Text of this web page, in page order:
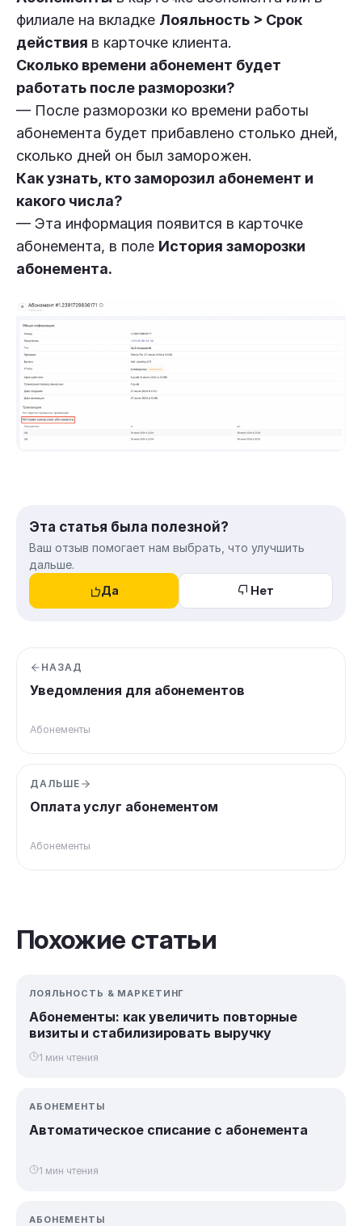
филиале на вкладке Лояльность > Срок
действия в карточке клиента.
Сколько времени абонемент будет
работать после разморозки?
— После разморозки ко времени работы
абонемента будет прибавлено столько дней,
сколько дней он был заморожен.
Как узнать, кто заморозил абонемент и
какого числа?
— Эта информация появится в карточке
абонемента, в поле История заморозки
абонемента.
Эта статья была полезной?
Ваш отзыв помогает нам выбрать, что улучшить
дальше.
Да
Нет
НАЗАД
Уведомления для абонементов
Абонементы
ДАЛЬШЕ
Оплата услуг абонементом
Абонементы
Похожие статьи
ЛОЯЛЬНОСТЬ & MAРКЕТИНГ
Абонементы: как увеличить повторные
визиты и стабилизировать выручку
1 мин чтения
АБОНЕМЕНТЫ
Автоматическое списание с абонемента
1 мин чтения
АБОНЕМЕНТЫ